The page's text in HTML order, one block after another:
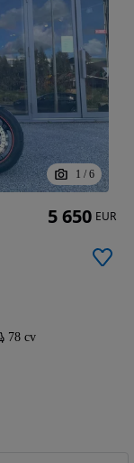
1 / 6
78 cv
5 650 EUR